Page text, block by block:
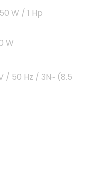
W / 1 Hp
W
/ 50 Hz / 3N~ (8.5